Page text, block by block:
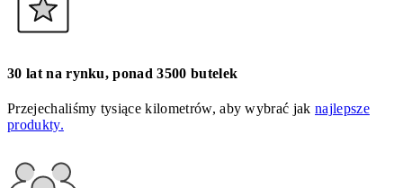
30 lat na rynku, ponad 3500 butelek
Przejechaliśmy tysiące kilometrów, aby wybrać jaknajlepsze
produkty.